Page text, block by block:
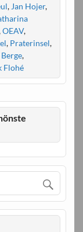
, Jan Hojer,
OEAV,
, Praterinsel,
,
Flohé